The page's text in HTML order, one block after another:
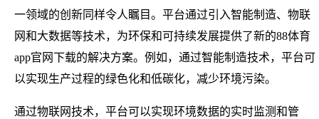
一领域的创新同样令人瞩目。平台通过引入智能制造、物联
网和大数据等技术，为环保和可持续发展提供了新的88体育
app官网下载的解决方案。例如，通过智能制造技术，平台可
以实现生产过程的绿色化和低碳化，减少环境污染。
通过物联网技术，平台可以实现环境数据的实时监测和管